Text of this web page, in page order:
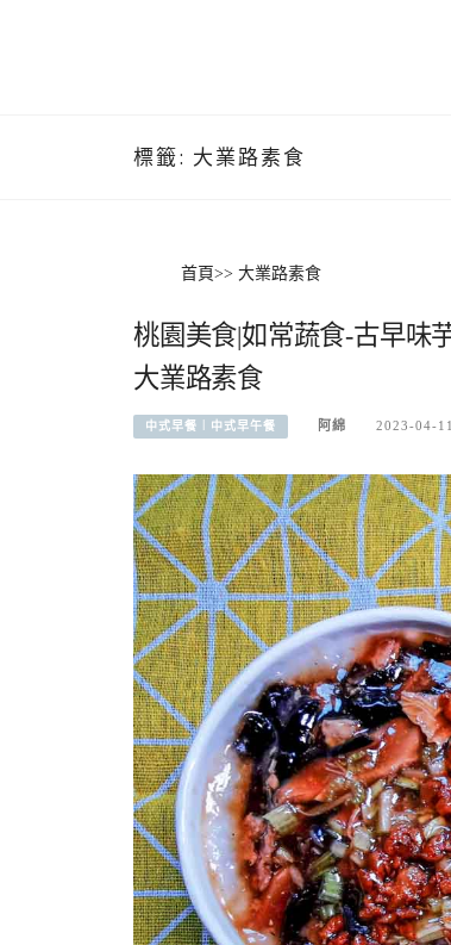
標籤: 大業路素食
首頁>> 大業路素食
桃園美食|如常蔬食-古早味
大業路素食
中式早餐︱中式早午餐 阿綿 2023-04-11